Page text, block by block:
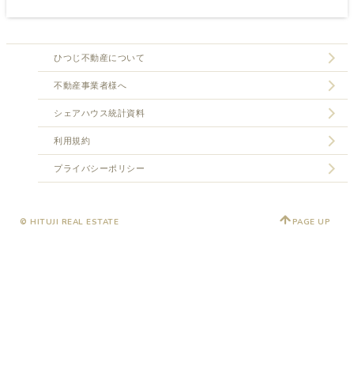
ひつじ不動産について
不動産事業者様へ
シェアハウス統計資料
利用規約
プライバシーポリシー
© HITUJI REAL ESTATE PAGE UP